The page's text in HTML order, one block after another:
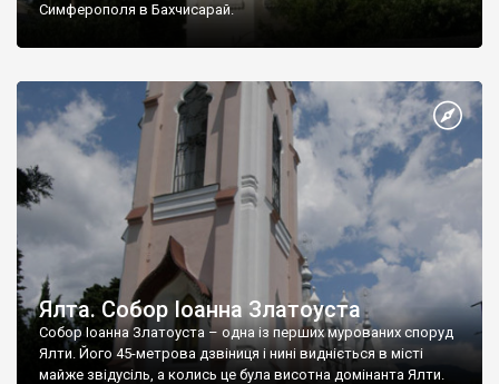
Симферополя в Бахчисарай.
Ялта. Собор Іоанна Златоуста
Собор Іоанна Златоуста – одна із перших мурованих споруд
Ялти. Його 45-метрова дзвіниця і нині видніється в місті
майже звідусіль, а колись це була висотна домінанта Ялти.